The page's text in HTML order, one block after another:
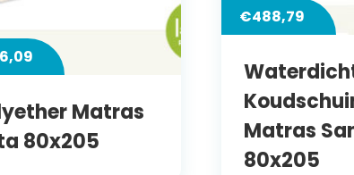
Matras
80x205
€488,79
Matras
80x205